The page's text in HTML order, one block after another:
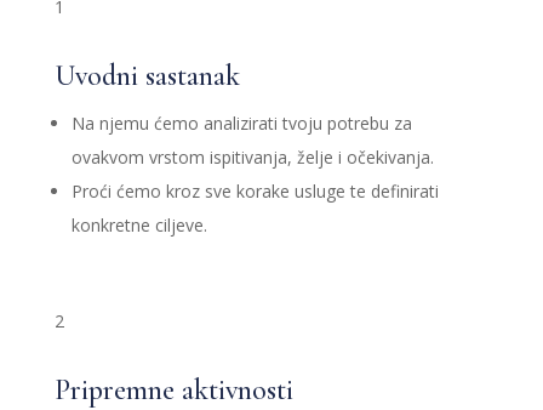
1
Uvodni sastanak
Na njemu ćemo analizirati tvoju potrebu za
ovakvom vrstom ispitivanja, želje i očekivanja.
Proći ćemo kroz sve korake usluge te definirati
konkretne ciljeve.
2
Pripremne aktivnosti